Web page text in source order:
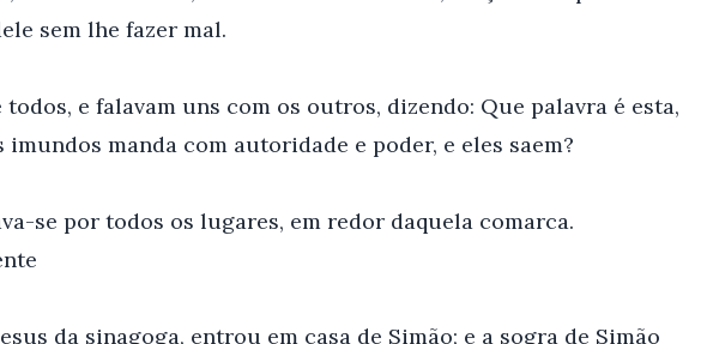
sem lhe fazer mal.
e falavam uns com os outros, dizendo: Que palavra é esta,
manda com autoridade e poder, e eles saem?
se por todos os lugares, em redor daquela comarca.
da sinagoga, entrou em casa de Simão; e a sogra de Simão